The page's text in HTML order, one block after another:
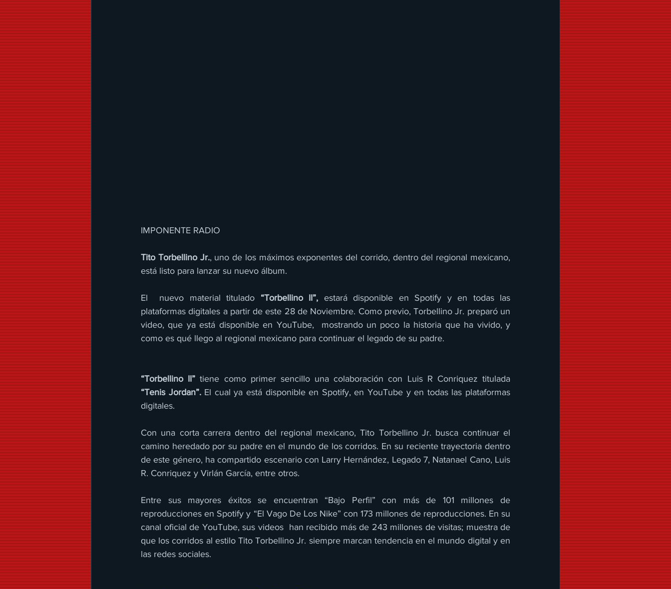
IMPONENTE RADIO
Tito Torbellino Jr., uno de los máximos exponentes del corrido, dentro del regional mexicano,
está listo para lanzar su nuevo álbum.
El  nuevo material titulado “Torbellino II”, estará disponible en Spotify y en todas las
plataformas digitales a partir de este 28 de Noviembre. Como previo, Torbellino Jr. preparó un
video, que ya está disponible en YouTube,  mostrando un poco la historia que ha vivido, y
como es qué llego al regional mexicano para continuar el legado de su padre.
“Torbellino II”
“Tenis Jordan”. El cual ya está disponible en Spotify, en YouTube y en todas las plataformas
digitales.
Con una corta carrera dentro del regional mexicano, Tito Torbellino Jr. busca continuar el
camino heredado por su padre en el mundo de los corridos. En su reciente trayectoria dentro
de este género, ha compartido escenario con Larry Hernández, Legado 7, Natanael Cano, Luis
R. Conriquez y Virlán García, entre otros.
Entre sus mayores éxitos se encuentran “Bajo Perfil” con más de 101 millones de
reproducciones en Spotify y “El Vago De Los Nike” con 173 millones de reproducciones. En su
canal oficial de YouTube, sus videos  han recibido más de 243 millones de visitas; muestra de
que los corridos al estilo Tito Torbellino Jr. siempre marcan tendencia en el mundo digital y en
las redes sociales.